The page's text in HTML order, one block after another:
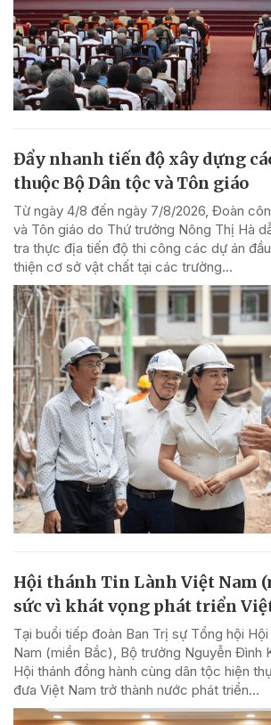
Đẩy nhanh tiến độ xây dựng
thuộc Bộ Dân tộc và Tôn giáo
Từ ngày 4/8 đến ngày 7/8/2026, Đoàn
và Tôn giáo do Thứ trưởng Nông Thị Hà
tra thực địa tiến độ thi công các dự án
thiện cơ sở vật chất tại các trường...
Hội thánh Tin Lành Việt Nam
sức vì khát vọng phát triển
Tại buổi tiếp đoàn Ban Trị sự Tổng hội
Nam (miền Bắc), Bộ trưởng Nguyễn Đình
Hội thánh đồng hành cùng dân tộc hiện
đưa Việt Nam trở thành nước phát triển...